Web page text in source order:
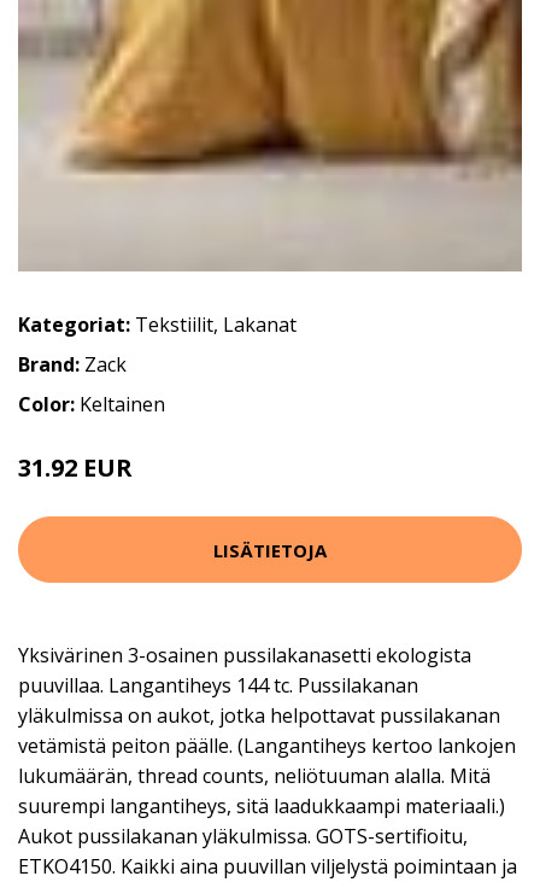
Kategoriat: Tekstiilit, Lakanat
Brand: Zack
Color: Keltainen
31.92 EUR
LISÄTIETOJA
Yksivärinen 3-osainen pussilakanasetti ekologista
puuvillaa. Langantiheys 144 tc. Pussilakanan
yläkulmissa on aukot, jotka helpottavat pussilakanan
vetämistä peiton päälle. (Langantiheys kertoo lankojen
lukumäärän, thread counts, neliötuuman alalla. Mitä
suurempi langantiheys, sitä laadukkaampi materiaali.)
Aukot pussilakanan yläkulmissa. GOTS-sertifioitu,
ETKO4150. Kaikki aina puuvillan viljelystä poimintaan ja